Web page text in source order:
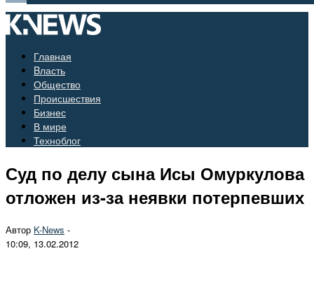
Главная
Bласть
Общество
Происшествия
Бизнес
В мире
Техноблог
Суд по делу сына Исы Омуркулова
отложен из-за неявки потерпевших
Автор K-News -
10:09, 13.02.2012